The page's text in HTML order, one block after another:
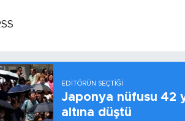
EDITÖRÜN SEÇTIĞI
Japonya nüfusu 42
altına düştü